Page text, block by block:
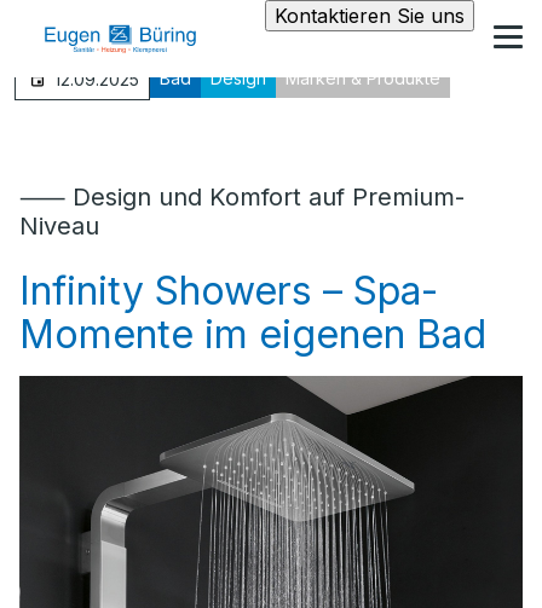
Kontaktieren Sie uns
12.09.2025 Bad Design Marken & Produkte
⸺ Design und Komfort auf Premium-
Niveau
Infinity Showers – Spa-
Momente im eigenen Bad